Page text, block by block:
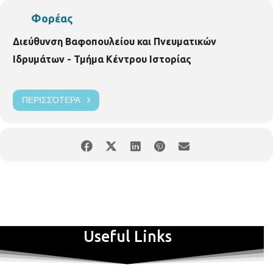
Φορέας
Διεύθυνση Βαφοπουλείου και Πνευματικών
Ιδρυμάτων - Τμήμα Κέντρου Ιστορίας
ΠΕΡΙΣΣΌΤΕΡΑ
Useful Links